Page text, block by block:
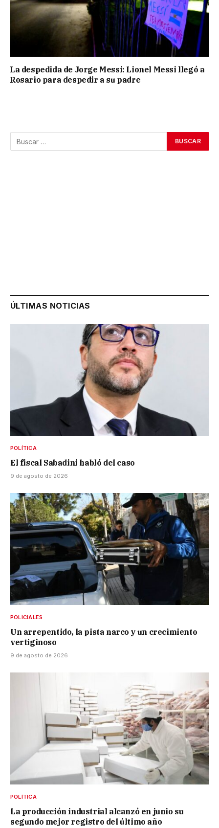
La despedida de Jorge Messi: Lionel Messi llegó a
Rosario para despedir a su padre
ÚLTIMAS NOTICIAS
POLÍTICA
El fiscal Sabadini habló del caso
9 de agosto de 2026
POLICIALES
Un arrepentido, la pista narco y un crecimiento
vertiginoso
9 de agosto de 2026
POLÍTICA
La producción industrial alcanzó en junio su
segundo mejor registro del último año